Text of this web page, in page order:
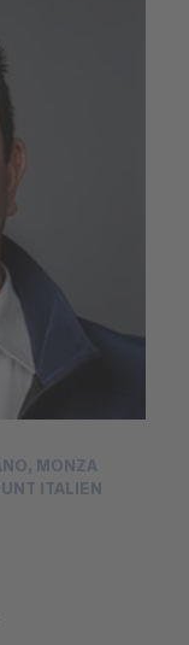
MONZA
ITALIEN